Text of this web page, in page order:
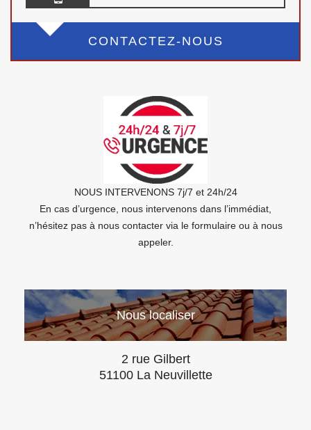
CONTACTEZ-NOUS
NOUS INTERVENONS 7j/7 et 24h/24
En cas d’urgence, nous intervenons dans l’immédiat,
n’hésitez pas à nous contacter via le formulaire ou à nous
appeler.
Nous localiser
2 rue Gilbert
51100 La Neuvillette